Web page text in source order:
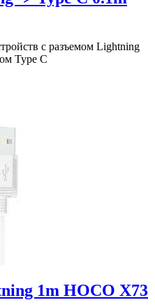
с разъемом Lightning
Type C
1m HOCO X73